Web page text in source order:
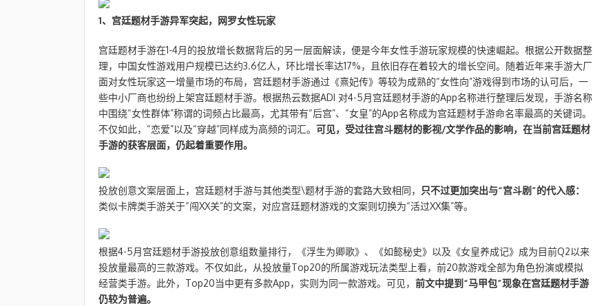
1、 宫廷题材手游异军突起，网罗女性玩家
宫廷题材手游在1-4月的投放增长数据背后的另一层面解读，便是今年女性手游玩家规模的快速崛起。根据公开数据整
理，中国女性游戏用户规模已达约3.6亿人，环比增长率达17%，且依旧存在着较大的增长空间。随着近年来手游大厂
面对女性玩家这一增量市场的布局，宫廷题材手游通过《熹妃传》等较为成熟的“女性向”游戏得到市场的认可后，一
些中小厂商也纷纷上架宫廷题材手游。根据热云数据ADI 对4-5月宫廷题材手游的App名称进行整理后发现，手游名称
中围绕“女性群体”称谓的词频占比最高，尤其带有“后宫”、“女皇”的App名称成为宫廷题材手游命名率最高的关键词。
不仅如此，“恋爱”以及“穿越”同样成为高频的词汇。 可见，受过往宫斗题材的影视/文学作品的影响，在当前宫廷题材
手游的获客层面，仍起着重要作用。
投放创意文案层面上，宫廷题材手游与其他类型\题材手游的套路大致相同，
只不过更加突出与“宫斗剧”的代入感：
类似卡牌类手游关于“闯XX关”的文案，对应宫廷题材游戏的文案则切换为“活过XX集”等。
根据4-5月宫廷题材手游投放创意组数量排行，《浮生为卿歌》、《如懿秘史》以及《女皇养成记》成为目前Q2以来
投放量最高的三款游戏。不仅如此，从投放量Top20的所属游戏玩法类型上看，前20款游戏全部为角色扮演或模拟
经营类手游。此外，Top20当中更有多款App，实则为同一款游戏。可见， 前文中提到“马甲包”现象在宫廷题材手游
仍较为普遍。